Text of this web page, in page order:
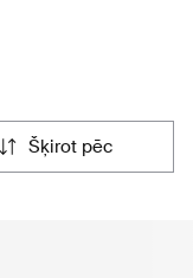
šķirot pēc